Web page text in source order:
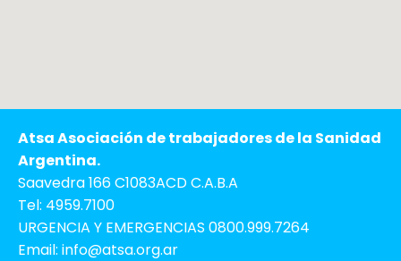
Atsa Asociación de trabajadores de la Sanidad
Argentina.
Saavedra 166 C1083ACD C.A.B.A
Tel: 4959.7100
URGENCIA Y EMERGENCIAS 0800.999.7264
Email: info@atsa.org.ar